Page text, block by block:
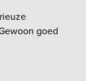
goed